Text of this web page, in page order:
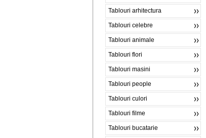
Tablouri arhitectura
Tablouri celebre
Tablouri animale
Tablouri flori
Tablouri masini
Tablouri people
Tablouri culori
Tablouri filme
Tablouri bucatarie